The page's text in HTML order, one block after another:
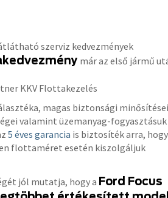
szerviz kedvezmények
már az első jármű
KKV Flottakezelés
magas biztonsági
valamint üzemanyag-fogyasztásuk
5 éves garancia is biztosíték arra, hogy
flottaméret esetén kiszolgáljuk
jól mutatja, hogy a Ford Focus